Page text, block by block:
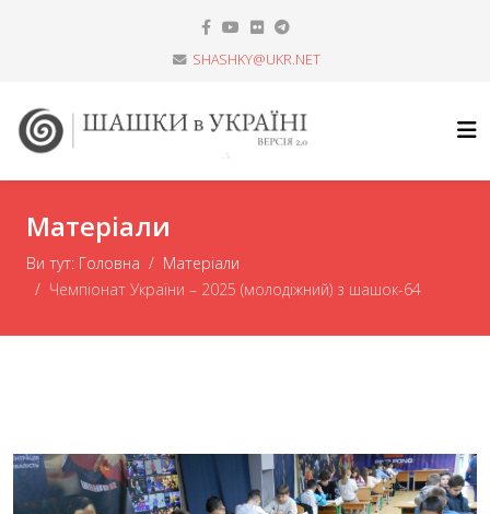
SHASHKY@UKR.NET
Матеріали
Ви тут: Головна
Матеріали
Чемпіонат України – 2025 (молодіжний) з шашок-64